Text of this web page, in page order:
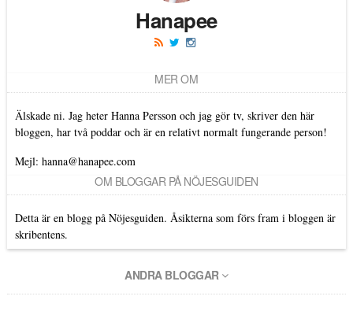
Hanapee
MER OM
Älskade ni. Jag heter Hanna Persson och jag gör tv, skriver den här
bloggen, har två poddar och är en relativt normalt fungerande person!
Mejl: hanna@hanapee.com
OM BLOGGAR PÅ NÖJESGUIDEN
Detta är en blogg på Nöjesguiden. Åsikterna som förs fram i bloggen är
skribentens.
ANDRA BLOGGAR